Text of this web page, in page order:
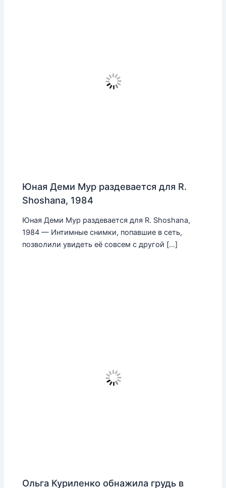
Юная Деми Мур раздевается для R.
Shoshana, 1984
Юная Деми Мур раздевается для R. Shoshana,
1984 — Интимные снимки, попавшие в сеть,
позволили увидеть её совсем с другой […]
Ольга Куриленко обнажила грудь в